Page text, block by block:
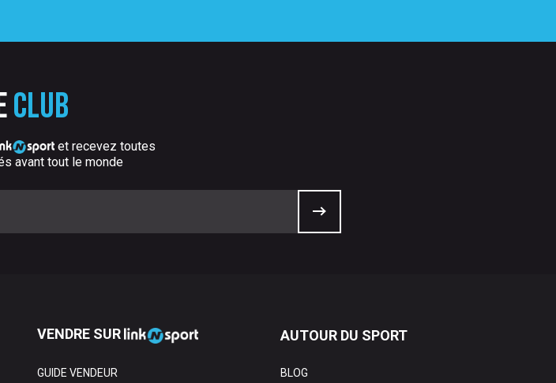
club
et recevez toutes
avant tout le monde
VENDRE SUR
GUIDE VENDEUR
AUTOUR DU SPORT
BLOG